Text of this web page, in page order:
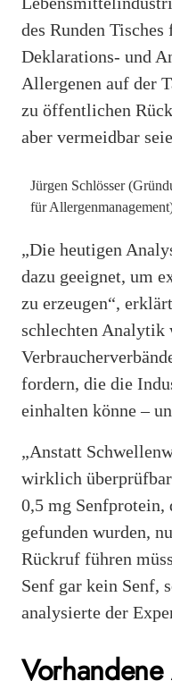
des Runden
Deklarations- und
Allergenen auf der
zu öffentlichen
aber vermeidbar
Jürgen Schlösser
für
„Die heutigen
dazu geeignet, um
zu erzeugen“,
schlechten Analytik
fordern, die die
einhalten könne –
„Anstatt
wirklich
0,5 mg Senfprotein,
gefunden wurden,
Rückruf führen
Senf gar kein Senf,
analysierte der